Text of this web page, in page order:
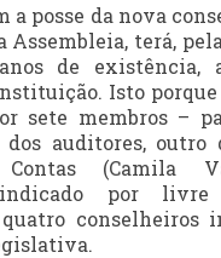
a posse da nova
Assembleia, terá,
de existência,
Isto porque
sete membros –
dos auditores,
(Camila
indicado por
conselheiros